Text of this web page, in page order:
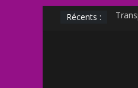
Récents :